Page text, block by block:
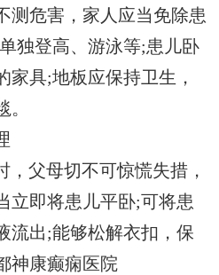
测危害，家人应当免除患
独登高、游泳等;患儿卧
家具;地板应保持卫生，
，父母切不可惊慌失措，
立即将患儿平卧;可将患
流出;能够松解衣扣，保
神康癫痫医院